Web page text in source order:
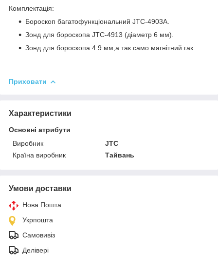
Комплектація:
Бороскоп багатофункціональний JTC-4903A.
Зонд для бороскопа JTC-4913 (діаметр 6 мм).
Зонд для бороскопа 4.9 мм,а так само магнітний гак.
Приховати
Характеристики
Основні атрибути
Виробник
JTC
Країна виробник
Тайвань
Умови доставки
Нова Пошта
Укрпошта
Самовивіз
Делівері